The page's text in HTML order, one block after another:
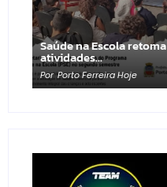
Saúde na Escola retoma
atividades…
Por Porto Ferreira Hoje